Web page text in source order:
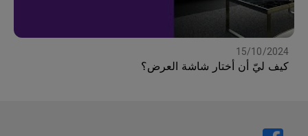
15/10/2024
كيف ليّ أن أختار شاشة العرض؟